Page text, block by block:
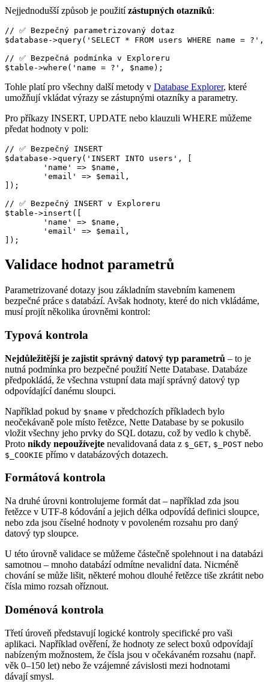
Nejjednodušší způsob je použitízástupných otazníků:
// ✅ Bezpečný parametrizovaný dotaz
$database->query('SELECT * FROM users WHERE name = ?',
// ✅ Bezpečná podmínka v Exploreru
Tohle platí pro všechny další metody v Database Explorer, které
umožňují vkládat výrazy se zástupnými otazníky a parametry.
Pro příkazy INSERT, UPDATE nebo klauzuli WHERE můžeme
předat hodnoty v poli:
// ✅ Bezpečný INSERT
$database->query('INSERT INTO users', [
]);
// ✅ Bezpečný INSERT v Exploreru
$table->insert([
Validace hodnot parametrů
Parametrizované dotazy jsou základním stavebním kamenem
bezpečné práce s databází. Avšak hodnoty, které do nich vkládáme,
musí projít několika úrovněmi kontrol:
Typová kontrola
Nejdůležitější je zajistit správný datový typ parametrů – to je
nutná podmínka pro bezpečné použití Nette Database. Databáze
předpokládá, že všechna vstupní data mají správný datový typ
odpovídající danému sloupci.
Například pokud by $name v předchozích příkladech bylo
neočekávaně pole místo řetězce, Nette Database by se pokusilo
vložit všechny jeho prvky do SQL dotazu, což by vedlo k chybě.
Proto nikdy nepoužívejte nevalidovaná data z $_GET, $_POST nebo
$_COOKIE přímo v databázových dotazech.
Formátová kontrola
Na druhé úrovni kontrolujeme formát dat – například zda jsou
řetězce v UTF-8 kódování a jejich délka odpovídá definici sloupce,
nebo zda jsou číselné hodnoty v povoleném rozsahu pro daný
datový typ sloupce.
U této úrovně validace se můžeme částečně spolehnout i na databázi
samotnou – mnoho databází odmítne nevalidní data. Nicméně
chování se může lišit, některé mohou dlouhé řetězce tiše zkrátit nebo
čísla mimo rozsah oříznout.
Doménová kontrola
Třetí úroveň představují logické kontroly specifické pro vaši
aplikaci. Například ověření, že hodnoty ze select boxů odpovídají
nabízeným možnostem, že čísla jsou v očekávaném rozsahu (např.
věk 0–150 let) nebo že vzájemné závislosti mezi hodnotami
dávají smysl.